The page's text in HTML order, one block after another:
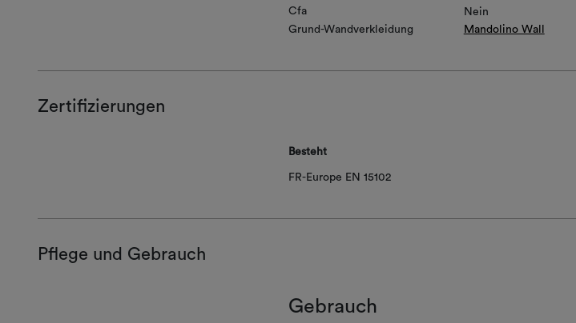
Cfa
Nein
Grund-Wandverkleidung
Mandolino Wall
Zertifizierungen
Besteht
FR-Europe EN 15102
Pflege und Gebrauch
Gebrauch